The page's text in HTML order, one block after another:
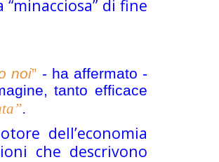
di fine
noi” - ha affermato -
tanto efficace
.
dell’economia
che descrivono